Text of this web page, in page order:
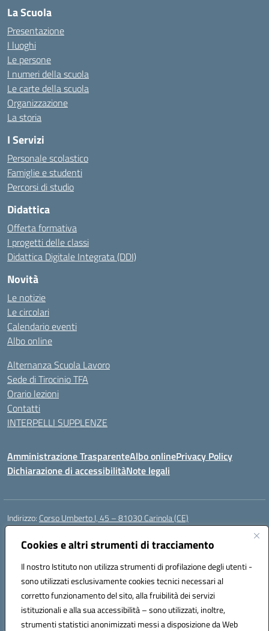
Cookies e altri strumenti di tracciamento
Il nostro Istituto non utilizza strumenti di profilazione degli utenti -
sono utilizzati esclusivamente cookies tecnici necessari al
corretto funzionamento del sito, alla fruibilità dei servizi
istituzionali e alla sua accessibilità – sono utilizzati, inoltre,
strumenti statistici anonimizzati messi a disposizione da Web
La Scuola
Presentazione
I luoghi
Le persone
I numeri della scuola
Le carte della scuola
Organizzazione
La storia
I Servizi
Personale scolastico
Famiglie e studenti
Percorsi di studio
Didattica
Offerta formativa
I progetti delle classi
Didattica Digitale Integrata (DDI)
Novità
Le notizie
Le circolari
Calendario eventi
Albo online
Alternanza Scuola Lavoro
Sede di Tirocinio TFA
Orario lezioni
Contatti
INTERPELLI SUPPLENZE
Amministrazione TrasparenteAlbo onlinePrivacy Policy
Dichiarazione di accessibilitàNote legali
Indirizzo: Corso Umberto I, 45 – 81030 Carinola (CE)
Centralino:
Posta elettronica certificata (PEC):ceic88700p@pec.istruzione.it
Codice fiscale: 95014250617
Codice meccanografico:CEIC88700P
Codice Indice delle Pubbliche Amministrazioni (IPA): istsc_ceic88700p
Codice unico di fatturazione (CUF): UFBPW4